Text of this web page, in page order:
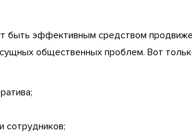
быть эффективным средством
общественных проблем. Вот
сотрудников;